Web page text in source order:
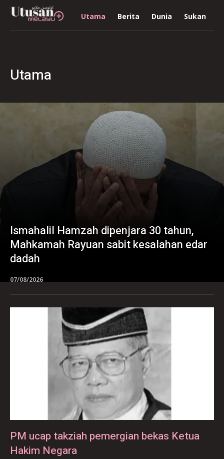
Utama Berita Dunia Sukan
Utama
Ismahalil Hamzah dipenjara 30 tahun,
Mahkamah Rayuan sabit kesalahan edar
dadah
07/08/2026
PM ucap takziah pemergian bekas Ketua
Hakim Negara